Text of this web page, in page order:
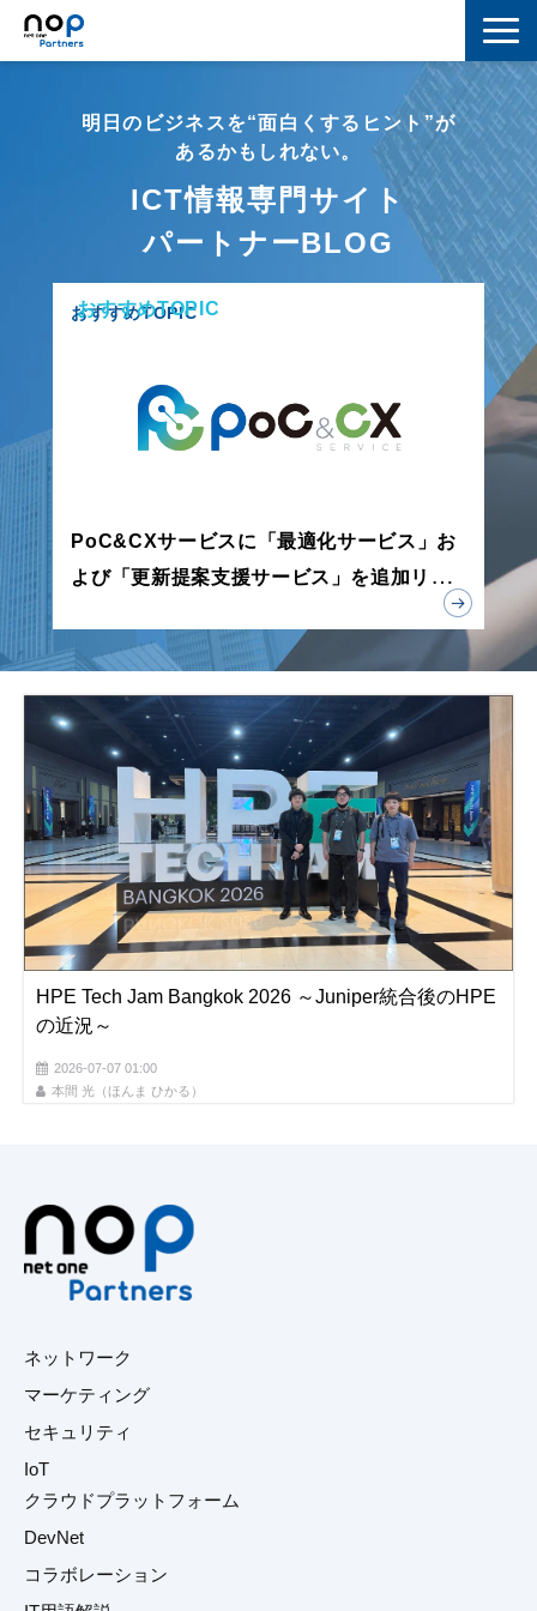
マーケティング
セキュリティ
コラボレーション
IT用語解説
明日のビジネスを“面白くするヒント”が
あるかもしれない。
ICT情報専門サイト
パートナーBLOG
おすすめTOPIC
PoC&CXサービスに「最適化サービス」お
よび「更新提案支援サービス」を追加リリ
おすすめTOPIC
HPE Tech Jam Bangkok 2026 ～Juniper統合後のHPE
の近況～
2026-07-07 01:00
本間 光（ほんま ひかる）
ネットワーク
マーケティング
セキュリティ
IoT
クラウドプラットフォーム
DevNet
コラボレーション